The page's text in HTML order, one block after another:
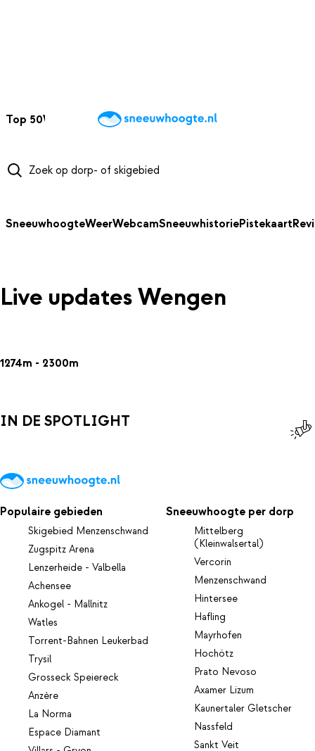
Top 50Webcams WintersportweerKaarten
SneeuwhoogteWeerWebcamSneeuwhistoriePistekaart
Live updates Wengen
1274m - 2300m
IN DE SPOTLIGHT
Populaire gebieden
Skigebied Menzenschwand
Zugspitz Arena
Lenzerheide - Valbella
Achensee
Ankogel - Mallnitz
Watles
Torrent-Bahnen Leukerbad
Trysil
Grosseck Speiereck
Anzère
La Norma
Espace Diamant
Sneeuwhoogte per dorp
Mittelberg
(Kleinwalsertal)
Vercorin
Menzenschwand
Hintersee
Hafling
Mayrhofen
Hochötz
Prato Nevoso
Axamer Lizum
Kaunertaler Gletscher
Nassfeld
Sankt Veit